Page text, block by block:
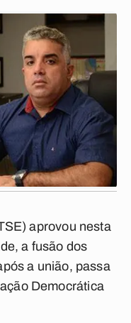
aprovou nesta
a fusão dos
a união, passa
Democrática